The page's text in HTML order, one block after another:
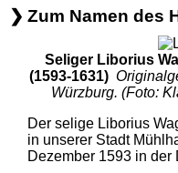
Zum Namen des
Seliger Liborius
(1593-1631)
Würzburg. (Foto:
Der selige Liborius
in unserer Stadt
Dezember 1593 in